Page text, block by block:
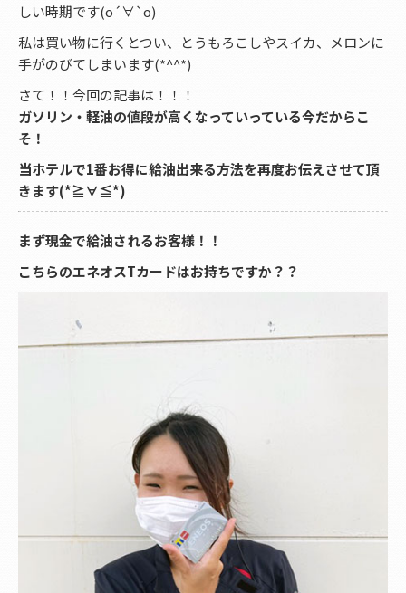
しい時期です(о´∀`о)
私は買い物に行くとつい、とうもろこしやスイカ、メロンに
手がのびてしまいます(*^^*)
さて！！今回の記事は！！！
ガソリン・軽油の値段が高くなっていっている今だからこ
そ！
当ホテルで1番お得に給油出来る方法を再度お伝えさせて頂
きます(*≧∀≦*)
まず現金で給油されるお客様！！
こちらのエネオスTカードはお持ちですか？？